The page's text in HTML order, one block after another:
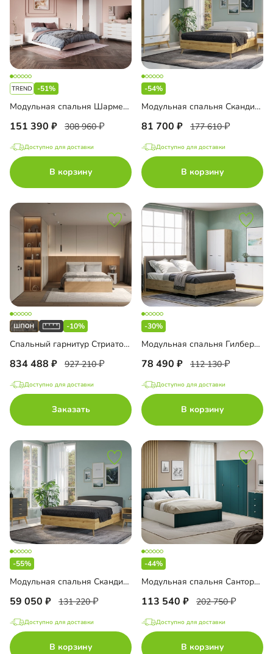
-51%
Модульная спальня Шармель-1
151 390 308 960
Доступно для доставки
В корзину
-54%
Модульная спальня Скандивуд-1
81 700 177 610
Доступно для доставки
В корзину
-10%
Спальный гарнитур Стриато-1
834 488 927 210
Доступно для доставки
Заказать
-30%
Модульная спальня Гилберт-1
78 490 112 130
Доступно для доставки
В корзину
-55%
Модульная спальня Скандивуд-2
59 050 131 220
Доступно для доставки
В корзину
-44%
Модульная спальня Санторини-1
113 540 202 750
Доступно для доставки
В корзину